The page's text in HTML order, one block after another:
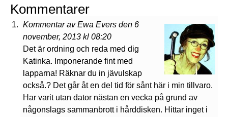
Kommentarer
Kommentar av Ewa Evers den 6
november, 2013 kl 08:20
Det är ordning och reda med dig
Katinka. Imponerande fint med
lapparna! Räknar du in jävulskap
också.? Det går åt en del tid för sånt här i min tillvaro.
Har varit utan dator nästan en vecka på grund av
någonslags sammanbrott i hårddisken. Hittar inget i